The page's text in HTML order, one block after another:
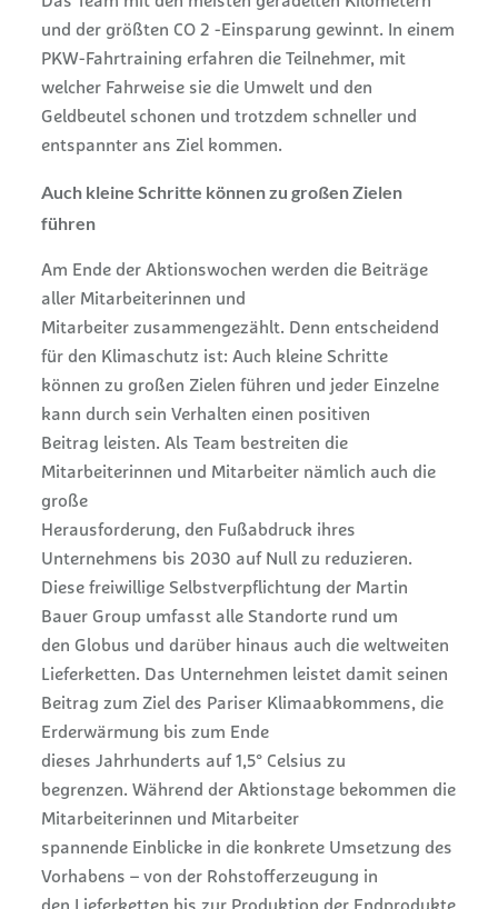
und der größten CO 2 -Einsparung gewinnt. In einem
PKW-Fahrtraining erfahren die Teilnehmer, mit
welcher Fahrweise sie die Umwelt und den
Geldbeutel schonen und trotzdem schneller und
entspannter ans Ziel kommen.
Auch kleine Schritte können zu großen Zielen
führen
Am Ende der Aktionswochen werden die Beiträge
aller Mitarbeiterinnen und
Mitarbeiter zusammengezählt. Denn entscheidend
für den Klimaschutz ist: Auch kleine Schritte
können zu großen Zielen führen und jeder Einzelne
kann durch sein Verhalten einen positiven
Beitrag leisten. Als Team bestreiten die
Mitarbeiterinnen und Mitarbeiter nämlich auch die
große
Herausforderung, den Fußabdruck ihres
Unternehmens bis 2030 auf Null zu reduzieren.
Diese freiwillige Selbstverpflichtung der Martin
Bauer Group umfasst alle Standorte rund um
den Globus und darüber hinaus auch die weltweiten
Lieferketten. Das Unternehmen leistet damit seinen
Beitrag zum Ziel des Pariser Klimaabkommens, die
Erderwärmung bis zum Ende
dieses Jahrhunderts auf 1,5° Celsius zu
begrenzen. Während der Aktionstage bekommen die
Mitarbeiterinnen und Mitarbeiter
spannende Einblicke in die konkrete Umsetzung des
Vorhabens – von der Rohstofferzeugung in